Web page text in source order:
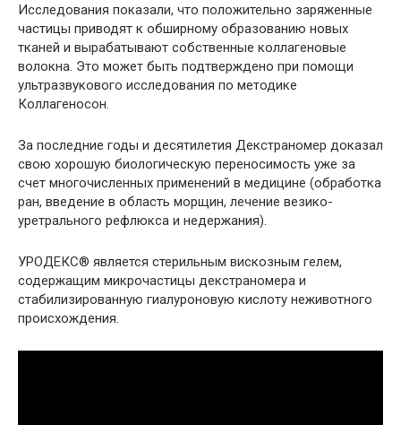
Исследования показали, что положительно заряженные
частицы приводят к обширному образованию новых
тканей и вырабатывают собственные коллагеновые
волокна. Это может быть подтверждено при помощи
ультразвукового исследования по методике
Коллагеносон.
За последние годы и десятилетия Декстраномер доказал
свою хорошую биологическую переносимость уже за
счет многочисленных применений в медицине (обработка
ран, введение в область морщин, лечение везико-
уретрального рефлюкса и недержания).
УРОДЕКС® является стерильным вискозным гелем,
содержащим микрочастицы декстраномера и
стабилизированную гиалуроновую кислоту неживотного
происхождения.